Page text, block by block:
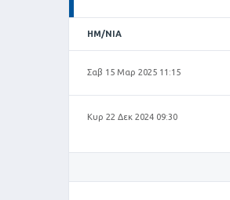
ΗΜ/ΝΊΑ
Σαβ 15 Μαρ 2025 11:15
Κυρ 22 Δεκ 2024 09:30